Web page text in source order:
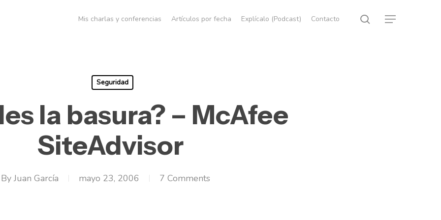
Mis charlas y conferencias Artículos por fecha Explícalo (Podcast) Contacto search
Menu
Seguridad
la basura? – McAfee
SiteAdvisor
By Juan García mayo 23, 2006 7 Comments